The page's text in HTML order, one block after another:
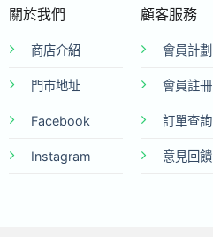
關於我們
商店介紹
門市地址
Facebook
Instagram
顧客服務
會員計劃
會員註冊
訂單查詢
意見回饋